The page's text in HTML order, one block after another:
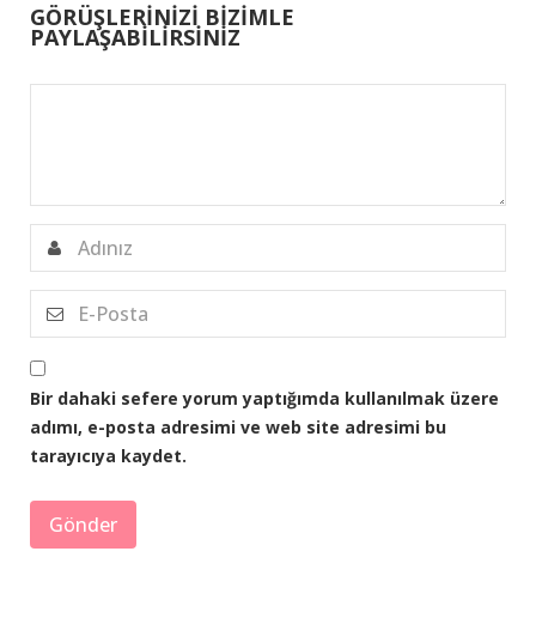
GÖRÜŞLERİNİZİ BİZİMLE
PAYLAŞABİLİRSİNİZ
Bir dahaki sefere yorum yaptığımda kullanılmak üzere
adımı, e-posta adresimi ve web site adresimi bu
tarayıcıya kaydet.